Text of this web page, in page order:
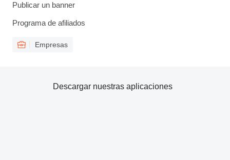
Publicar un banner
Programa de afiliados
Empresas
Descargar nuestras aplicaciones